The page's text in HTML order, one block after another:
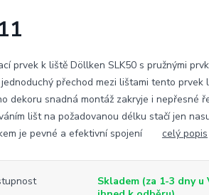
prvek k liště Döllken SLK50 s pružnými
přechod mezi lištami tento prvek
dekoru snadná montáž zakryje i nepřesné
lišt na požadovanou délku stačí jen
je pevné a efektivní spojení celý popis
Skladem (za 1-3 dny u